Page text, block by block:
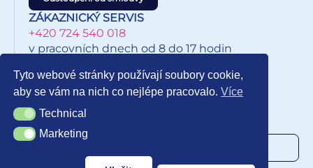
ZÁKAZNICKÝ SERVIS
+420 724 540 018
v pracovních dnech od 8 do 17 hodin
NEWSLETTER
Tyto webové stránky používají soubory cookie,
aby se vám na nich co nejlépe pracovalo.Více
TechnicalTechnical
MarketingMarketing